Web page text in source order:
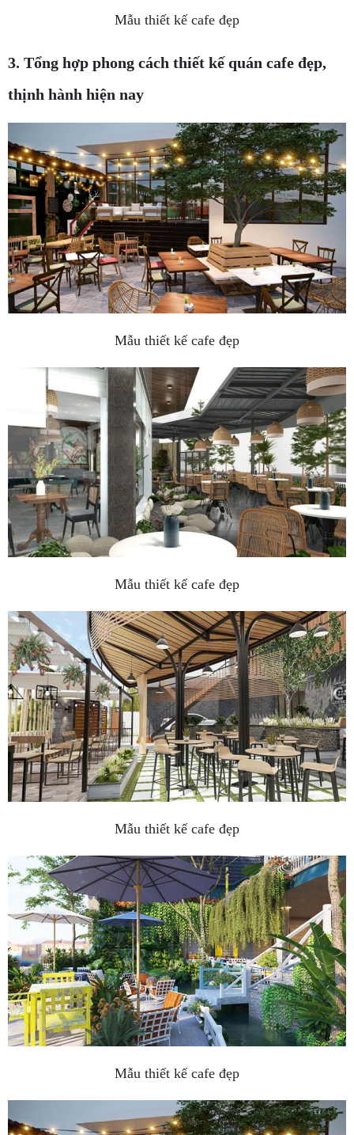
Mẫu thiết kế cafe đẹp
3. Tổng hợp phong cách thiết kế quán cafe đẹp,
thịnh hành hiện nay
Mẫu thiết kế cafe đẹp
Mẫu thiết kế cafe đẹp
Mẫu thiết kế cafe đẹp
Mẫu thiết kế cafe đẹp